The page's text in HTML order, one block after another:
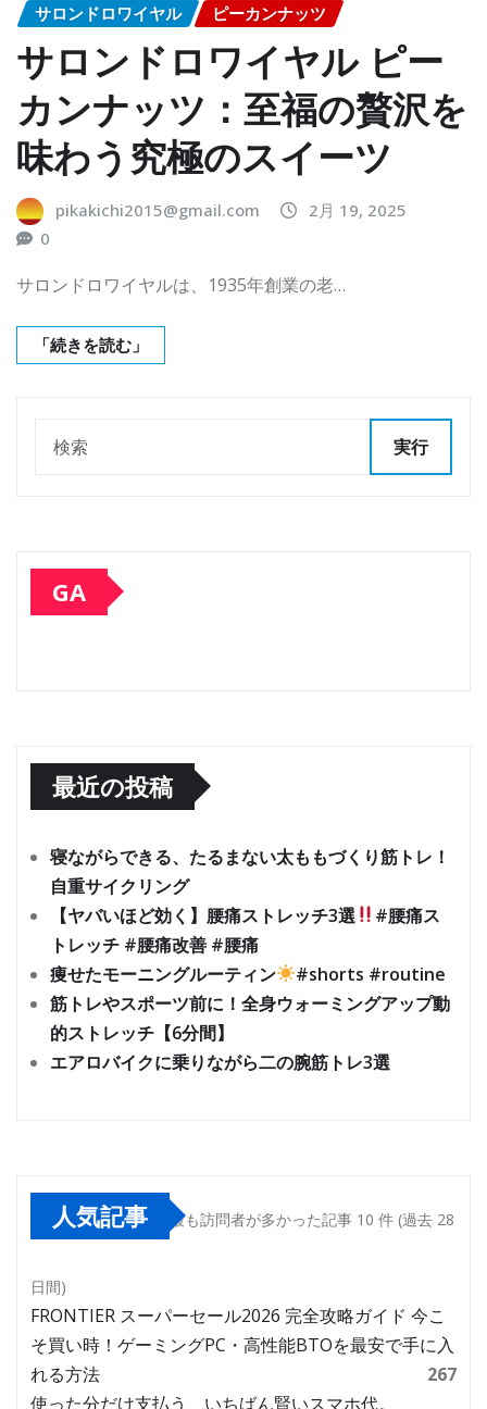
サロンドロワイヤル ピーカンナッツ
サロンドロワイヤル ピー
カンナッツ：至福の贅沢を
味わう究極のスイーツ
pikakichi2015@gmail.com
2月 19, 2025
0
サロンドロワイヤルは、1935年創業の老…
「続きを読む」
実行
GA
最近の投稿
寝ながらできる、たるまない太ももづくり筋トレ！
自重サイクリング
【ヤバいほど効く】腰痛ストレッチ3選
#腰痛ス
トレッチ #腰痛改善 #腰痛
痩せたモーニングルーティン
#shorts #routine
筋トレやスポーツ前に！全身ウォーミングアップ動
的ストレッチ【6分間】
エアロバイクに乗りながら二の腕筋トレ3選
人気記事 最も訪問者が多かった記事 10 件 (過去 28
日間)
FRONTIER スーパーセール2026 完全攻略ガイド 今こ
そ買い時！ゲーミングPC・高性能BTOを最安で手に入
れる方法
267
使った分だけ支払う、いちばん賢いスマホ代。